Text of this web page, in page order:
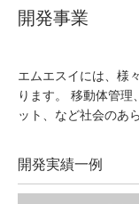
開発事業
エムエスイには、様
ります。 移動体管理
ット、など社会のあ
開発実績一例